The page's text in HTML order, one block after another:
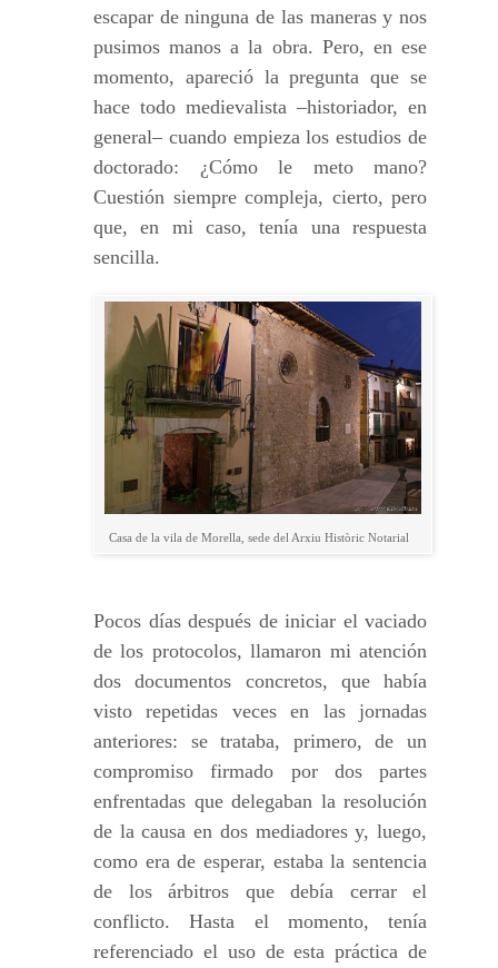
escapar de ninguna de las maneras y nos
pusimos manos a la obra. Pero, en ese
momento, apareció la pregunta que se
hace todo medievalista –historiador, en
general– cuando empieza los estudios de
doctorado: ¿Cómo le meto mano?
Cuestión siempre compleja, cierto, pero
que, en mi caso, tenía una respuesta
sencilla.
Casa de la vila de Morella, sede del Arxiu Històric Notarial
Pocos días después de iniciar el vaciado
de los protocolos, llamaron mi atención
dos documentos concretos, que había
visto repetidas veces en las jornadas
anteriores: se trataba, primero, de un
compromiso firmado por dos partes
enfrentadas que delegaban la resolución
de la causa en dos mediadores y, luego,
como era de esperar, estaba la sentencia
de los árbitros que debía cerrar el
conflicto. Hasta el momento, tenía
referenciado el uso de esta práctica de